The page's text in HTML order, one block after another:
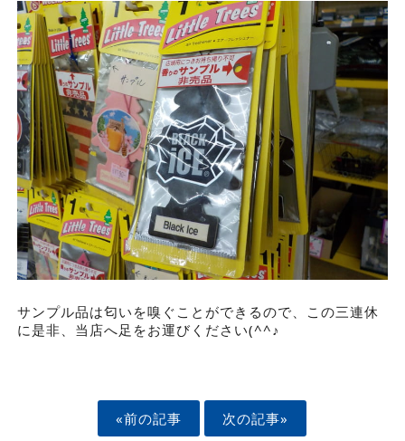
サンプル品は匂いを嗅ぐことができるので、この三連休
に是非、当店へ足をお運びください(^^♪
«前の記事 次の記事»